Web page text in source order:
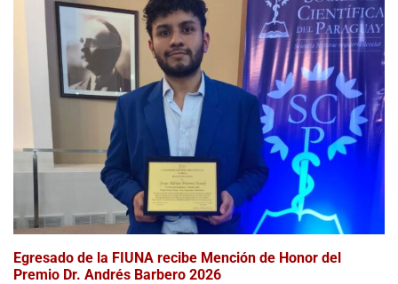
Egresado de la FIUNA recibe Mención de Honor del
Premio Dr. Andrés Barbero 2026